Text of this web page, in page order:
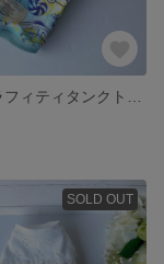
SOLD OUT